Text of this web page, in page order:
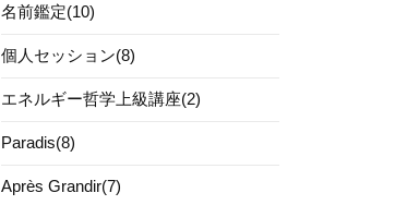
名前鑑定(10)
個人セッション(8)
エネルギー哲学上級講座(2)
Paradis(8)
Après Grandir(7)